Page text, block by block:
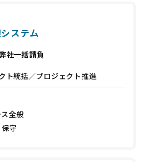
ステム
社一括請負
ト統括／プロジェクト推進
全般
守